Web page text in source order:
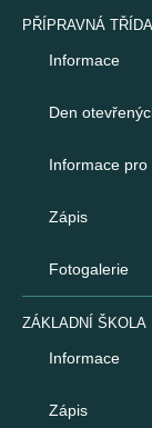
PŘÍPRAVNÁ TŘÍDA
Informace
Den
Informace pro
Zápis
Fotogalerie
ZÁKLADNÍ ŠKOLA
Informace
Zápis